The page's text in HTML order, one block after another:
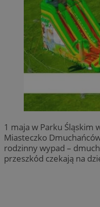
1 maja w Parku Śląskim
Miasteczko
rodzinny wypad –
przeszkód czekają na